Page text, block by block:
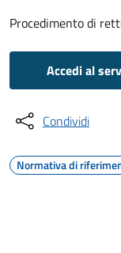
Procedimento di
Accedi al
Condividi
Normativa di